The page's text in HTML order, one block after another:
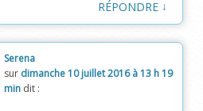
RÉPONDRE ↓
Serena
sur dimanche 10 juillet 2016 à 13 h 19
min dit :